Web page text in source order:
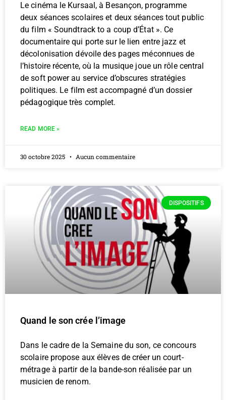
Le cinéma le Kursaal, à Besançon, programme
deux séances scolaires et deux séances tout public
du film « Soundtrack to a coup d’État ». Ce
documentaire qui porte sur le lien entre jazz et
décolonisation dévoile des pages méconnues de
l’histoire récente, où la musique joue un rôle central
de soft power au service d’obscures stratégies
politiques. Le film est accompagné d’un dossier
pédagogique très complet.
READ MORE »
30 octobre 2025 Aucun commentaire
DISPOSITIFS
Quand le son crée l’image
Dans le cadre de la Semaine du son, ce concours
scolaire propose aux élèves de créer un court-
métrage à partir de la bande-son réalisée par un
musicien de renom.